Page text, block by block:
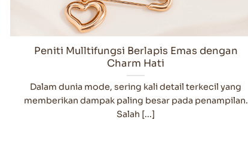
Peniti Mulltifungsi Berlapis Emas dengan
Charm Hati
Dalam dunia mode, sering kali detail terkecil yang
memberikan dampak paling besar pada penampilan.
Salah [...]